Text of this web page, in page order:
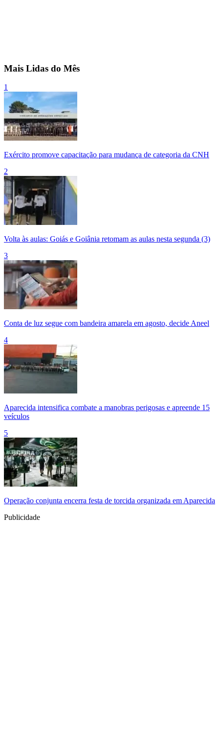
Mais Lidas do Mês
1
Exército promove capacitação para mudança de categoria da CNH
2
Volta às aulas: Goiás e Goiânia retomam as aulas nesta segunda (3)
3
Conta de luz segue com bandeira amarela em agosto, decide Aneel
4
Aparecida intensifica combate a manobras perigosas e apreende 15
veículos
5
Operação conjunta encerra festa de torcida organizada em Aparecida
Publicidade